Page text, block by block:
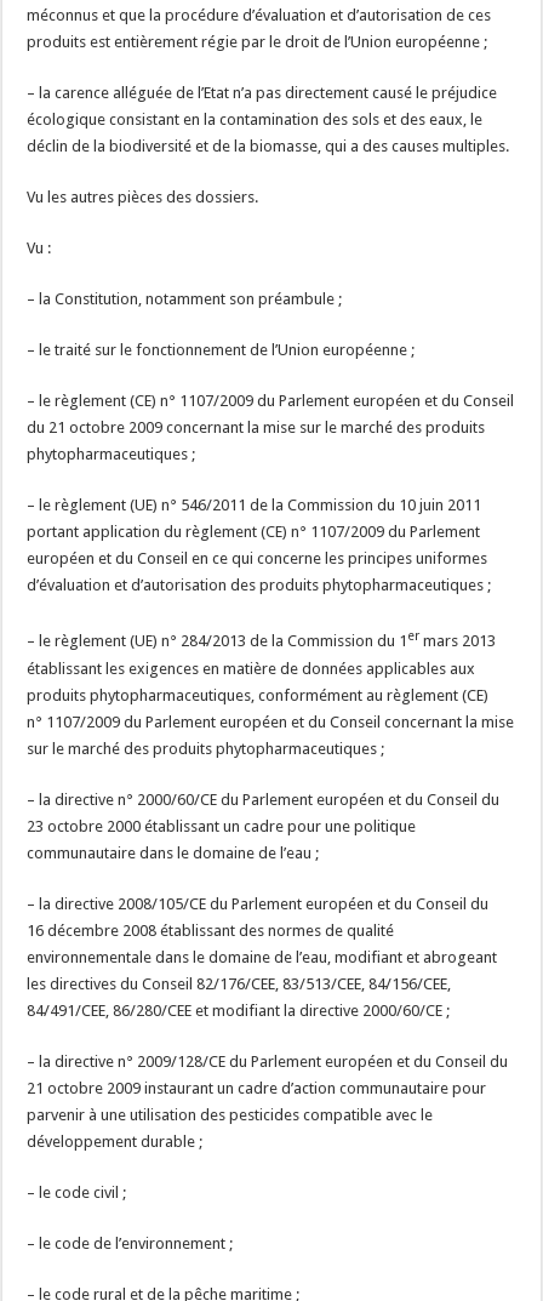
méconnus et que la procédure d’évaluation et d’autorisation de ces
produits est entièrement régie par le droit de l’Union européenne ;
– la carence alléguée de l’Etat n’a pas directement causé le préjudice
écologique consistant en la contamination des sols et des eaux, le
déclin de la biodiversité et de la biomasse, qui a des causes multiples.
Vu les autres pièces des dossiers.
Vu :
– la Constitution, notamment son préambule ;
– le traité sur le fonctionnement de l’Union européenne ;
– le règlement (CE) n° 1107/2009 du Parlement européen et du Conseil
du 21 octobre 2009 concernant la mise sur le marché des produits
phytopharmaceutiques ;
– le règlement (UE) n° 546/2011 de la Commission du 10 juin 2011
portant application du règlement (CE) n° 1107/2009 du Parlement
européen et du Conseil en ce qui concerne les principes uniformes
d’évaluation et d’autorisation des produits phytopharmaceutiques ;
– le règlement (UE) n° 284/2013 de la Commission du 1 er mars 2013
établissant les exigences en matière de données applicables aux
produits phytopharmaceutiques, conformément au règlement (CE)
n° 1107/2009 du Parlement européen et du Conseil concernant la mise
sur le marché des produits phytopharmaceutiques ;
– la directive n° 2000/60/CE du Parlement européen et du Conseil du
23 octobre 2000 établissant un cadre pour une politique
communautaire dans le domaine de l’eau ;
– la directive 2008/105/CE du Parlement européen et du Conseil du
16 décembre 2008 établissant des normes de qualité
environnementale dans le domaine de l’eau, modifiant et abrogeant
les directives du Conseil 82/176/CEE, 83/513/CEE, 84/156/CEE,
84/491/CEE, 86/280/CEE et modifiant la directive 2000/60/CE ;
– la directive n° 2009/128/CE du Parlement européen et du Conseil du
21 octobre 2009 instaurant un cadre d’action communautaire pour
parvenir à une utilisation des pesticides compatible avec le
développement durable ;
– le code civil ;
– le code de l’environnement ;
– le code rural et de la pêche maritime ;